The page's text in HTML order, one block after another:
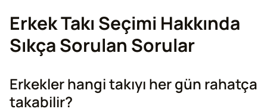
Erkek Takı Seçimi Hakkında
Sıkça Sorulan Sorular
Erkekler hangi takıyı her gün rahatça
takabilir?